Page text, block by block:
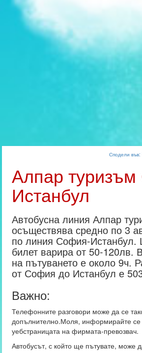
Сподели във:
Алпар
Истанбул
Автобусна линия Алпар
осъществява средно по 3
по линия София-Истанбул.
билет варира от 50-120лв.
на пътуването е около 9ч.
от София до Истанбул е
Важно:
Телефонните разговори може да се
допълнително.Моля, информирайте се
уебстраницата на фирмата-превозвач.
Автобусът, с който ще пътувате, може